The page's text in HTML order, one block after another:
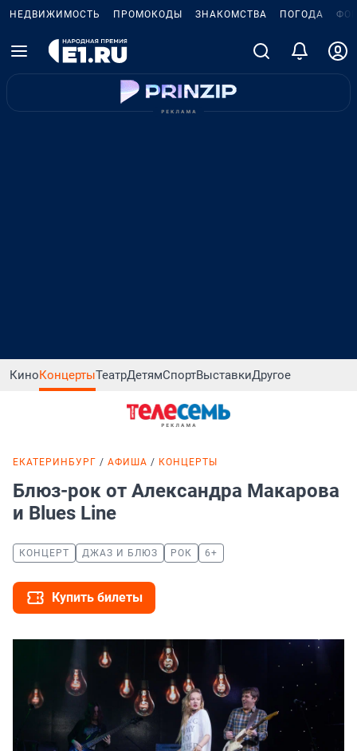
НЕДВИЖИМОСТЬ ПРОМОКОДЫ ЗНАКОМСТВА ПОГОДА
КиноКонцертыТеатрДетямСпортВыставкиДругое
ЕКАТЕРИНБУРГ АФИША КОНЦЕРТЫ
Блюз-рок от Александра Макарова
и Blues Line
КОНЦЕРТ ДЖАЗ И БЛЮЗ РОК 6+
Купить билеты